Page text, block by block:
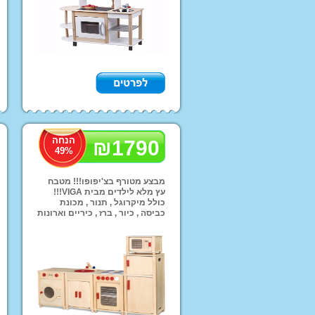
קורקינטים
בית בובות
מנשאים תיקי החתלה
קטלוג מותג הבית INJUSA
₪1790
הנחה
49%
מבצע מטורף בצ'יפופו!!! מטבח
עץ מלא לילדים מבית VIGA!!!
כולל מיקרוגל , תנור , מכונת
כביסה , כיור , ברז , כיריים וארונות
ש''ח ואפשרות משלוחים לכל
הארץ!!!